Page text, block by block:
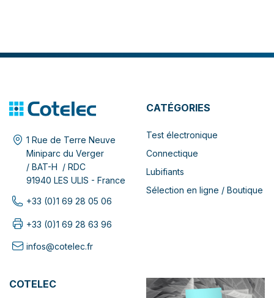
1 Rue de Terre Neuve
Miniparc du Verger
/ BAT-H / RDC
91940 LES ULIS - France
+33 (0)1 69 28 05 06
+33 (0)1 69 28 63 96
infos@cotelec.fr
CATÉGORIES
Test électronique
Connectique
Lubifiants
Sélection en ligne / Boutique
COTELEC